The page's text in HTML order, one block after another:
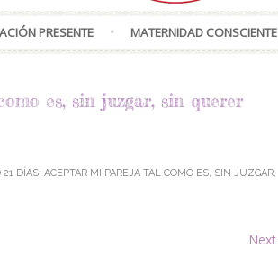
PRESENTE MATERNIDAD CONSCIENTE
es, sin juzgar, sin querer
21 DÍAS: ACEPTAR MI PAREJA TAL COMO ES, SIN JUZGAR,
Next